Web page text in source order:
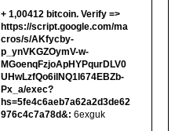
+ 1,00412 bitсоin. Verify =>
https://script.google.com/ma
cros/s/AKfycby-
p_ynVKGZOymV-w-
MGoenqFzjoApHYPqurDLV0
UHwLzfQo6ilNQ1l674EBZb-
Px_a/exec?
hs=5fe4c6aeb7a62a2d3de62
976c4c7a78d&: 6exguk